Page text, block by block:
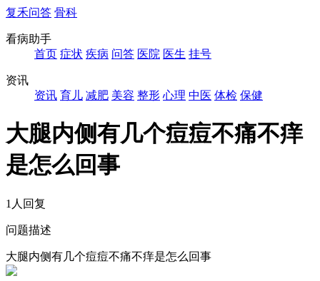
复禾问答 骨科
看病助手
首页 症状 疾病 问答 医院 医生 挂号
资讯
资讯 育儿 减肥 美容 整形 心理 中医 体检 保健
大腿内侧有几个痘痘不痛不痒
是怎么回事
1人回复
问题描述
大腿内侧有几个痘痘不痛不痒是怎么回事